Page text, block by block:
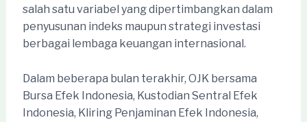
salah satu variabel yang dipertimbangkan dalam
penyusunan indeks maupun strategi investasi
berbagai lembaga keuangan internasional.
Dalam beberapa bulan terakhir, OJK bersama
Bursa Efek Indonesia, Kustodian Sentral Efek
Indonesia, Kliring Penjaminan Efek Indonesia,